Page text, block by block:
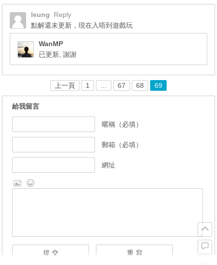
leung
Reply
點解還未更新，現在入唔到遊戲玩
WanMP
已更新, 謝謝
上一頁 1 67 68 69
給我留言
暱稱（必填）
郵箱（必填）
網址